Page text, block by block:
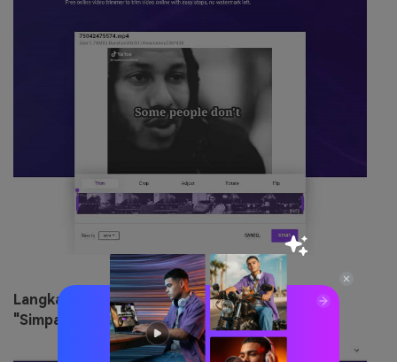
Langkah 3
: Pilih format hasil video, kemudian klik
"Simpan"
untuk mengunggah video.